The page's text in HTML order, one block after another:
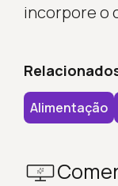
incorpore o
Alimentação